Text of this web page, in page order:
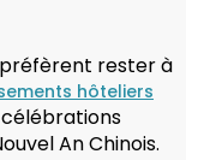
préfèrent rester à
hôteliers
An Chinois.